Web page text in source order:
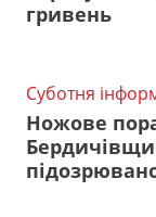
гривень
Суботня
Ножове